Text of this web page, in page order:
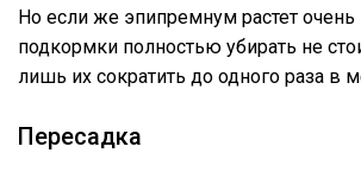
Но если же эпипремнум растет очень
подкормки полностью убирать не
лишь их сократить до одного раза в
Пересадка